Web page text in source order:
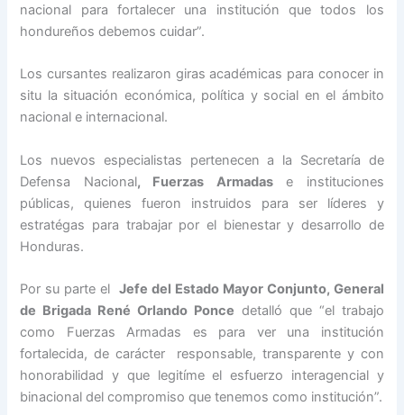
nacional para fortalecer una institución que todos los
hondureños debemos cuidar”.
Los cursantes realizaron giras académicas para conocer in
situ la situación económica, política y social en el ámbito
nacional e internacional.
Los nuevos especialistas pertenecen a la Secretaría de
Defensa Nacional, Fuerzas Armadase instituciones
públicas, quienes fueron instruidos para ser líderes y
estratégas para trabajar por el bienestar y desarrollo de
Honduras.
Por su parte el Jefe del Estado Mayor Conjunto, General
de Brigada René Orlando Ponce detalló que “el trabajo
como Fuerzas Armadas es para ver una institución
fortalecida, de carácter responsable, transparente y con
honorabilidad y que legitíme el esfuerzo interagencial y
binacional del compromiso que tenemos como institución”.